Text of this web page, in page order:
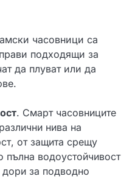
часовници са
подходящи за
да плуват или да
. Смарт часовниците
нива на
от защита срещу
пълна водоустойчивост
дори за подводно